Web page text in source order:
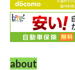
about